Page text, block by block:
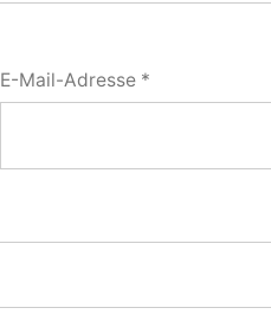
E-Mail-Adresse *